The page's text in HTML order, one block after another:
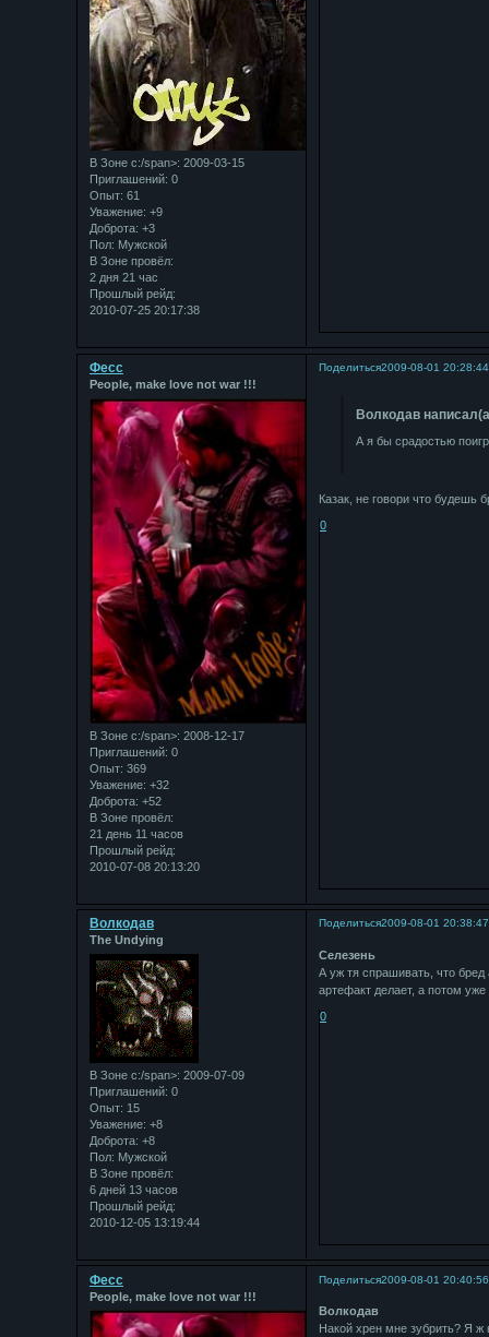
В Зоне с:/span>: 2009-03-15
Приглашений: 0
Опыт: 61
Уважение: +9
Доброта: +3
Пол: Мужской
В Зоне провёл:
2 дня 21 час
Прошлый рейд:
2010-07-25 20:17:38
Поделиться2009-08-01 20:28:44
Фесс
People, make love not war !!!
В Зоне с:/span>: 2008-12-17
Приглашений: 0
Опыт: 369
Уважение: +32
Доброта: +52
В Зоне провёл:
21 день 11 часов
Прошлый рейд:
2010-07-08 20:13:20
Bолкодав
А я бы срадостью
Казак, не говори что будешь
0
Поделиться2009-08-01 20:38:47
Bолкодав
The Undying
В Зоне с:/span>: 2009-07-09
Приглашений: 0
Опыт: 15
Уважение: +8
Доброта: +8
Пол: Мужской
В Зоне провёл:
6 дней 13 часов
Прошлый рейд:
2010-12-05 13:19:44
Селезень
А уж тя спрашивать, что бред
артефакт делает, а потом
0
Поделиться2009-08-01 20:40:56
Фесс
People, make love not war !!!
Bолкодав
Накой хрен мне зубрить? Я ж